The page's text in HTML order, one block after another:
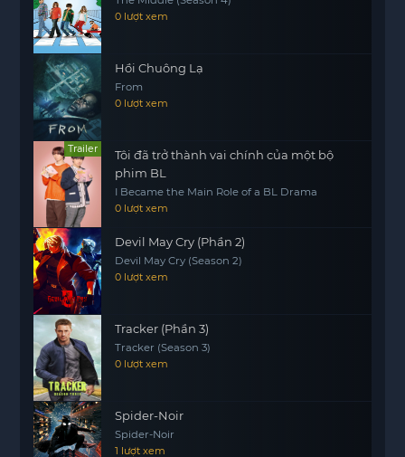
0 lượt xem
Hồi Chuông Lạ
From
0 lượt xem
Trailer
Tôi đã trở thành vai chính của một bộ
phim BL
I Became the Main Role of a BL Drama
0 lượt xem
Devil May Cry (Phần 2)
Devil May Cry (Season 2)
0 lượt xem
Tracker (Phần 3)
Tracker (Season 3)
0 lượt xem
Spider-Noir
Spider-Noir
1 lượt xem